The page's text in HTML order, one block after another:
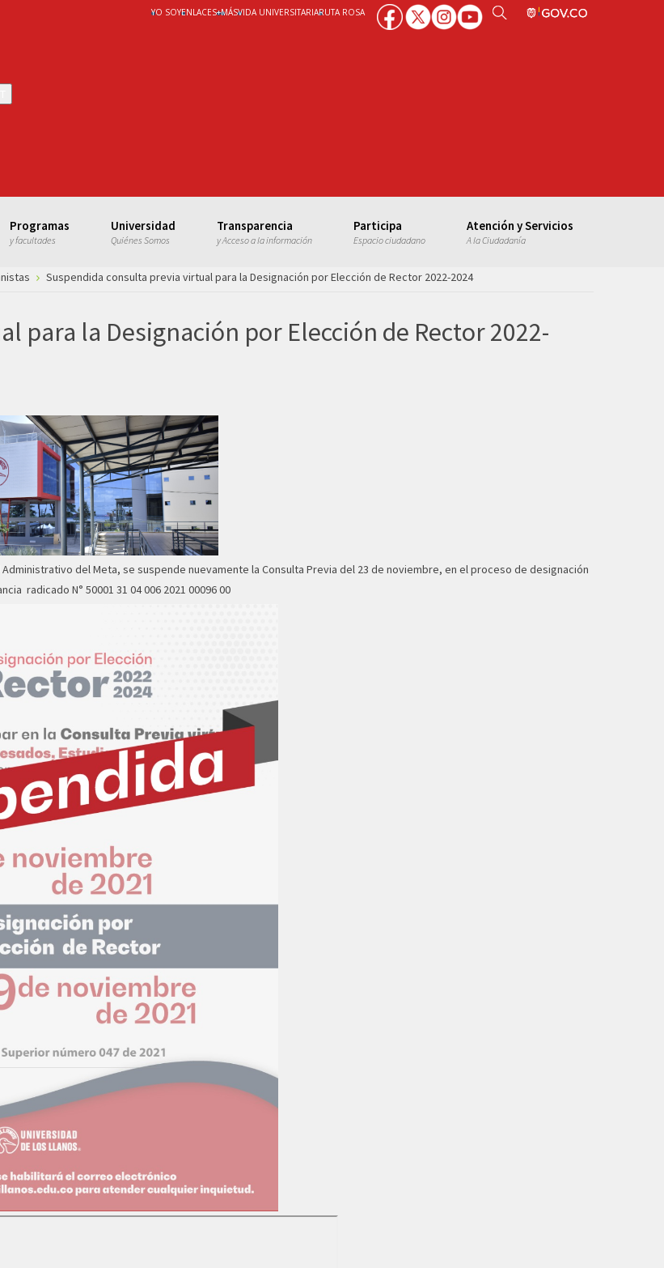
YO SOYENLACES+MÁSVIDA UNIVERSITARIARUTA ROSA
Programas
y facultades
Universidad
Quiénes Somos
Transparencia
y Acceso a la información
Participa
Espacio ciudadano
Atención y Servicios
A la Ciudadanía
Suspendida consulta previa virtual para la Designación por Elección de Rector 2022-2024
para la Designación por Elección de Rector 2022-
del Meta, se suspende nuevamente la Consulta Previa del 23 de noviembre, en el proceso de designación
radicado N° 50001 31 04 006 2021 00096 00